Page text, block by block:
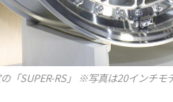
「SUPER-RS」 ※写真は20インチモ